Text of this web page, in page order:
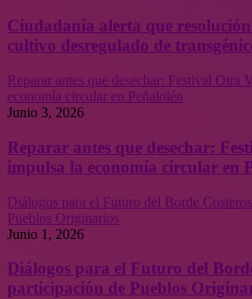
Ciudadanía alerta que
cultivo desregulado de
Reparar antes que desechar: Festival Otra
economía circular en Peñalolén
Junio 3, 2026
Reparar antes que desechar:
impulsa la economía circular en
Diálogos para el Futuro del Borde
Pueblos Originarios
Junio 1, 2026
Diálogos para el Futuro del
participación de Pueblos